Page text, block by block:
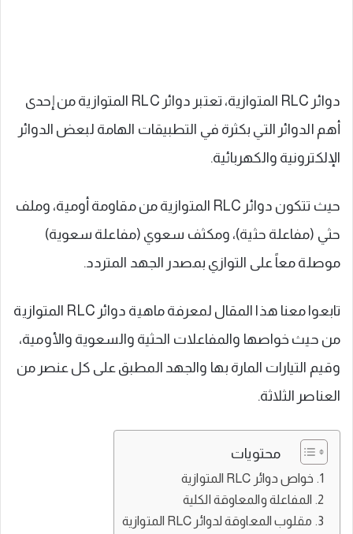
دوائر RLC المتوازية، تعتبر دوائر RLC المتوازية من إحدى
أهم الدوائر التي بكثرة في التطبيقات الهامة لبعض الدوائر
الإلكترونية والكهربائية.
حيث تتكون دوائر RLC المتوازية من مقاومة أومية، وملف
حثي (مفاعلة حثية)، ومكثف سعوي (مفاعلة سعوية)
موصلة معاً على التوازي بمصدر الجهد المتردد.
تابعوا معنا هذا المقال لمعرفة ماهية دوائر RLC المتوازية
من حيث خواصها والمفاعلات الحثية والسعوية والأومية،
وقيم التيارات المارة بها والجهد المطبق على كل عنصر من
العناصر الثلاثة.
محتويات
خواص دوائر RLC المتوازية
المفاعلة والمعاوقة الكلية
مقلوب المعاوقة لدوائر RLC المتوازية